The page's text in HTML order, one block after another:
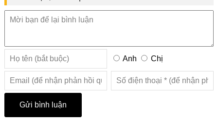
Anh Chị